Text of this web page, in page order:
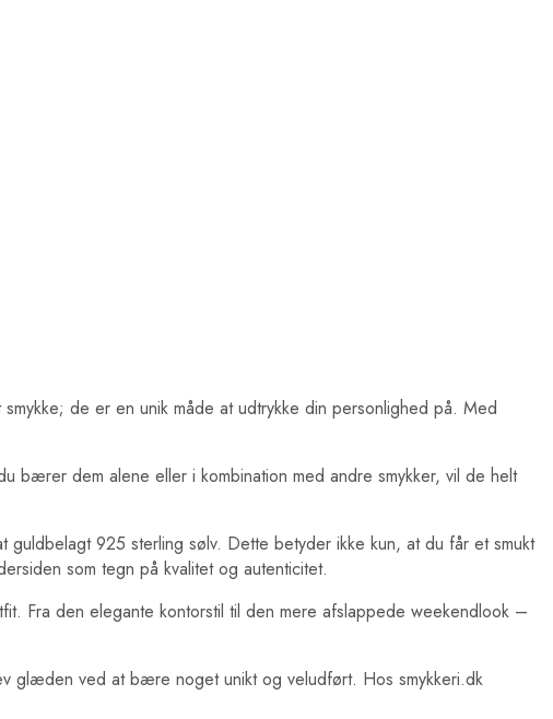
de er en unik måde at udtrykke din personlighed på. Med
bærer dem alene eller i kombination med andre smykker, vil de helt
925 sterling sølv. Dette betyder ikke kun, at du får et smukt
som tegn på kvalitet og autenticitet.
Fra den elegante kontorstil til den mere afslappede weekendlook –
glæden ved at bære noget unikt og veludført. Hos smykkeri.dk